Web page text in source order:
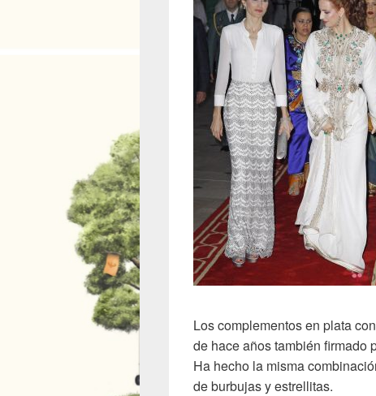
Los complementos en plata
de hace años también firmado
Ha hecho la misma
de burbujas y estrellitas.